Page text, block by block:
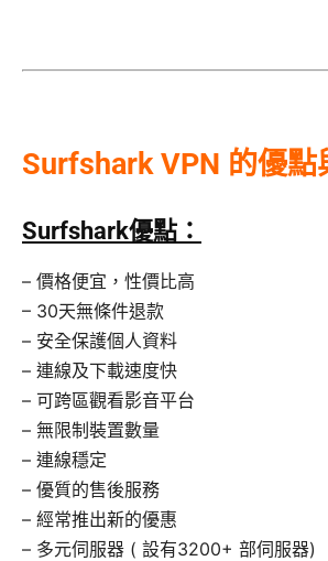
Surfshark VPN 的優點
Surfshark優點：
– 價格便宜，性價比高
– 30天無條件退款
– 安全保護個人資料
– 連線及下載速度快
– 可跨區觀看影音平台
– 無限制裝置數量
– 連線穩定
– 優質的售後服務
– 經常推出新的優惠
– 多元伺服器 ( 設有3200+ 部伺服器)